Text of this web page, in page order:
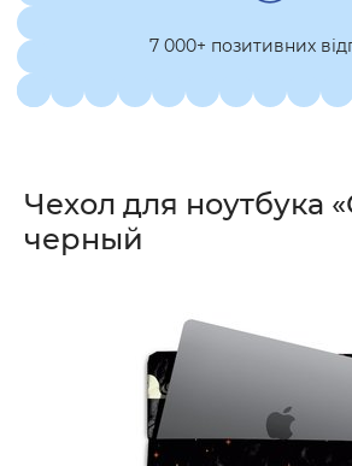
7 000+ позитивних
Чехол для ноутбука
черный